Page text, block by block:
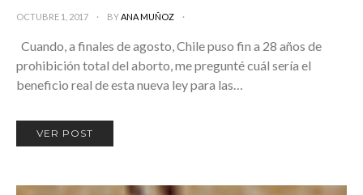
OCTUBRE 1, 2017 BYANA MUÑOZ
Cuando, a finales de agosto, Chile puso fin a 28 años de
prohibición total del aborto, me pregunté cuál sería el
beneficio real de esta nueva ley para las…
VER POST